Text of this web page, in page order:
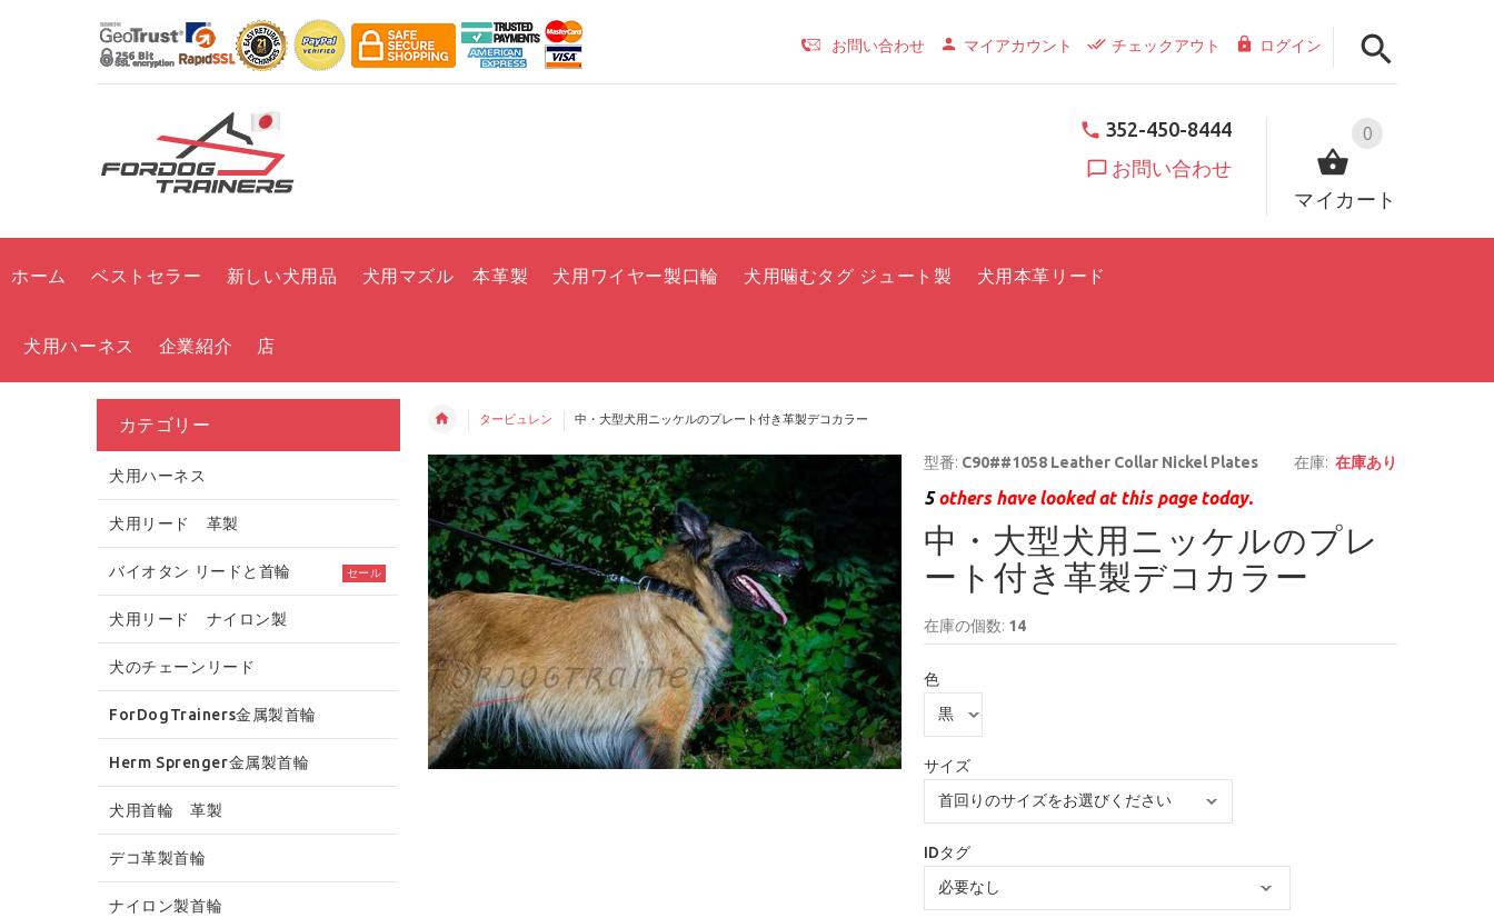
お問い合わせ マイアカウント チェックアウト ログイン
0
マイカート
352-450-8444
お問い合わせ
ホーム ベストセラー 新しい犬用品 犬用マズル 本革製 犬用ワイヤー製口輪 犬用噛むタグ ジュート製 犬用本革リード
犬用ハーネス 企業紹介 店
タービュレン 中・大型犬用ニッケルのプレート付き革製デコカラー
型番: C90##1058 Leather Collar Nickel Plates 在庫: 在庫あり
5others have looked at this page today.
中・大型犬用ニッケルのプレ
ート付き革製デコカラー
在庫の個数: 14
色
サイズ
IDタグ
カテゴリー
犬用ハーネス
犬用リード 革製
バイオタン リードと首輪 セール
犬用リード ナイロン製
犬のチェーンリード
ForDogTrainers金属製首輪
Herm Sprenger金属製首輪
犬用首輪 革製
デコ革製首輪
ナイロン製首輪